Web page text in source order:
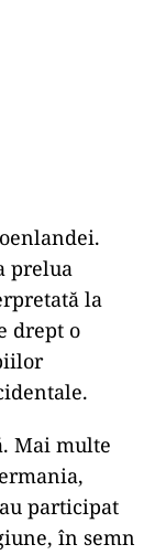
prelua
la
drept o
Mai multe
participat
în semn